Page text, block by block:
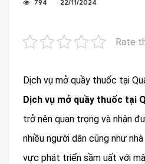
794 22/11/2024
Rate
Dịch vụ mở quầy thuốc tại
Dịch vụ mở quầy thuốc tại
trở nên quan trọng và nhận
nhiều người dân cũng như
vực phát triển sầm uất với